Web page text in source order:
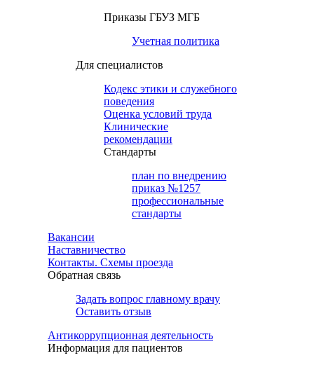
Приказы ГБУЗ МГБ
Учетная политика
Для специалистов
Кодекс этики и служебного
поведения
Оценка условий труда
Клинические
рекомендации
Cтандарты
план по внедрению
приказ №1257
профессиональные
стандарты
Вакансии
Наставничество
Контакты. Схемы проезда
Обратная связь
Задать вопрос главному врачу
Оставить отзыв
Антикоррупционная деятельность
Информация для пациентов